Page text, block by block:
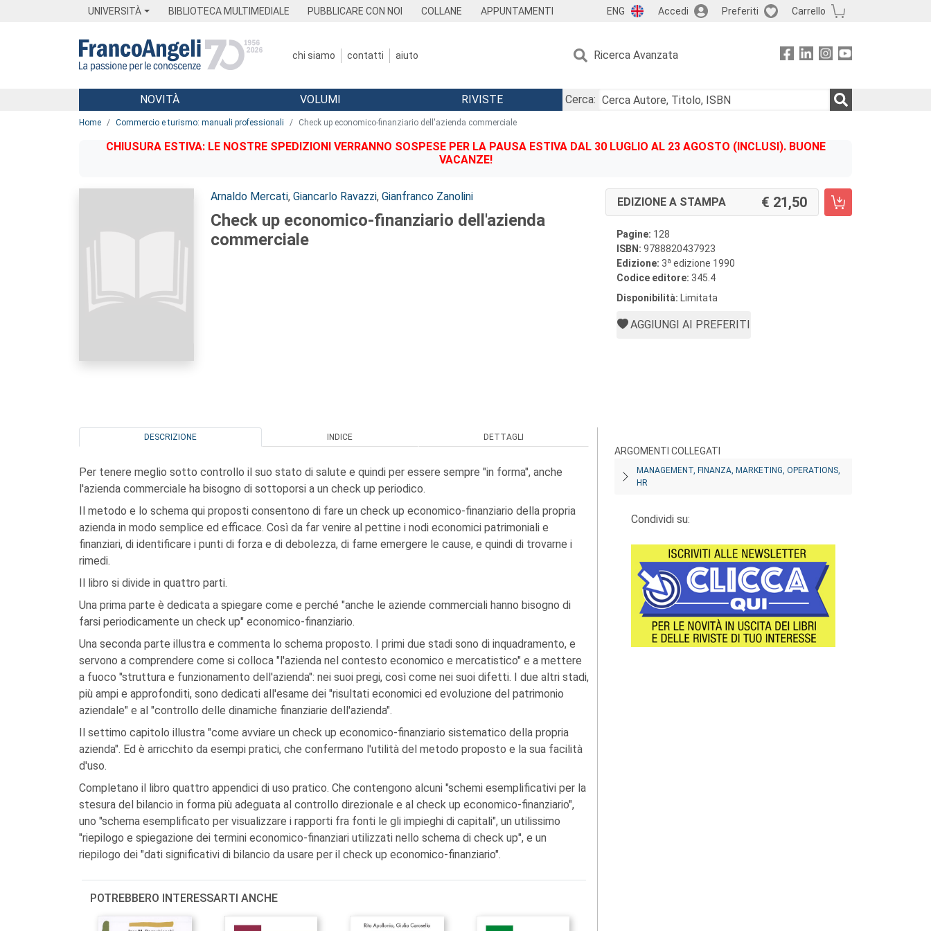
UNIVERSITÀ BIBLIOTECA MULTIMEDIALE PUBBLICARE CON NOI COLLANE APPUNTAMENTI ENG Accedi Preferiti Carrello
chi siamo contatti aiuto Ricerca Avanzata
Menu
NOVITÀ VOLUMI RIVISTE
Cerca:
Home Commercio e turismo: manuali professionali Check up economico-finanziario dell'azienda commerciale
CHIUSURA ESTIVA: LE NOSTRE SPEDIZIONI VERRANNO SOSPESE PER LA PAUSA ESTIVA DAL 30 LUGLIO AL 23 AGOSTO (INCLUSI). BUONE
VACANZE!
Autori:
Arnaldo Mercati, Giancarlo Ravazzi, Gianfranco Zanolini
Check up economico-finanziario dell'azienda
commerciale
EDIZIONE A STAMPA 21,50
Pagine: 128
ISBN: 9788820437923
Edizione: 3a edizione 1990
Codice editore: 345.4
Disponibilità: Limitata
AGGIUNGI AI PREFERITI
DESCRIZIONE INDICE DETTAGLI
Per tenere meglio sotto controllo il suo stato di salute e quindi per essere sempre "in forma", anche
l'azienda commerciale ha bisogno di sottoporsi a un check up periodico.
Il metodo e lo schema qui proposti consentono di fare un check up economico-finanziario della propria
azienda in modo semplice ed efficace. Così da far venire al pettine i nodi economici patrimoniali e
finanziari, di identificare i punti di forza e di debolezza, di farne emergere le cause, e quindi di trovarne i
rimedi.
Il libro si divide in quattro parti.
Una prima parte è dedicata a spiegare come e perché "anche le aziende commerciali hanno bisogno di
farsi periodicamente un check up" economico-finanziario.
Una seconda parte illustra e commenta lo schema proposto. I primi due stadi sono di inquadramento, e
servono a comprendere come si colloca "l'azienda nel contesto economico e mercatistico" e a mettere
a fuoco "struttura e funzionamento dell'azienda": nei suoi pregi, così come nei suoi difetti. I due altri stadi,
più ampi e approfonditi, sono dedicati all'esame dei "risultati economici ed evoluzione del patrimonio
aziendale" e al "controllo delle dinamiche finanziarie dell'azienda".
Il settimo capitolo illustra "come avviare un check up economico-finanziario sistematico della propria
azienda". Ed è arricchito da esempi pratici, che confermano l'utilità del metodo proposto e la sua facilità
d'uso.
Completano il libro quattro appendici di uso pratico. Che contengono alcuni "schemi esemplificativi per la
stesura del bilancio in forma più adeguata al controllo direzionale e al check up economico-finanziario",
uno "schema esemplificato per visualizzare i rapporti fra fonti le gli impieghi di capitali", un utilissimo
"riepilogo e spiegazione dei termini economico-finanziari utilizzati nello schema di check up", e un
riepilogo dei "dati significativi di bilancio da usare per il check up economico-finanziario".
POTREBBERO INTERESSARTI ANCHE
ARGOMENTI COLLEGATI
MANAGEMENT, FINANZA, MARKETING, OPERATIONS,
HR
Condividi su: